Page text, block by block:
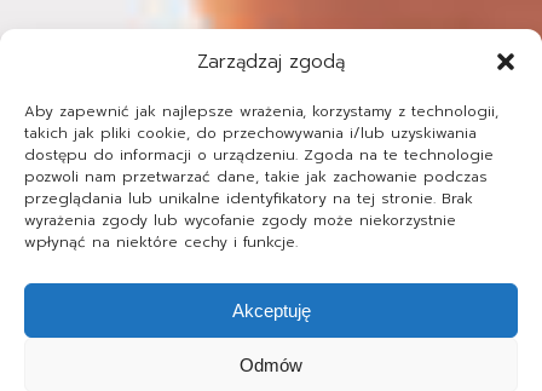
Zarządzaj zgodą
Aby zapewnić jak najlepsze wrażenia, korzystamy z technologii,
takich jak pliki cookie, do przechowywania i/lub uzyskiwania
dostępu do informacji o urządzeniu. Zgoda na te technologie
pozwoli nam przetwarzać dane, takie jak zachowanie podczas
przeglądania lub unikalne identyfikatory na tej stronie. Brak
wyrażenia zgody lub wycofanie zgody może niekorzystnie
wpłynąć na niektóre cechy i funkcje.
Akceptuję
Odmów